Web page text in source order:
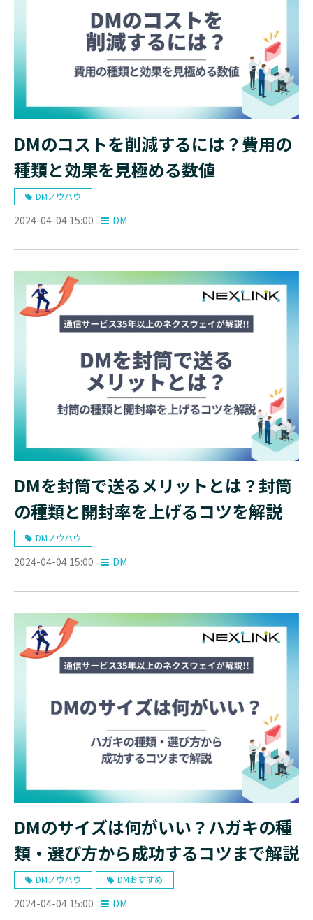
DMのコストを削減するには？費用の
種類と効果を見極める数値
DMノウハウ
2024-04-04 15:00 DM
DMを封筒で送るメリットとは？封筒
の種類と開封率を上げるコツを解説
DMノウハウ
2024-04-04 15:00 DM
DMのサイズは何がいい？ハガキの種
類・選び方から成功するコツまで解説
DMノウハウ DMおすすめ
2024-04-04 15:00 DM